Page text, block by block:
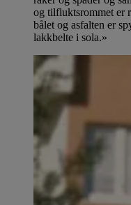
og tilfluktsrommet er
bålet og asfalten er
lakkbelte i sola.»